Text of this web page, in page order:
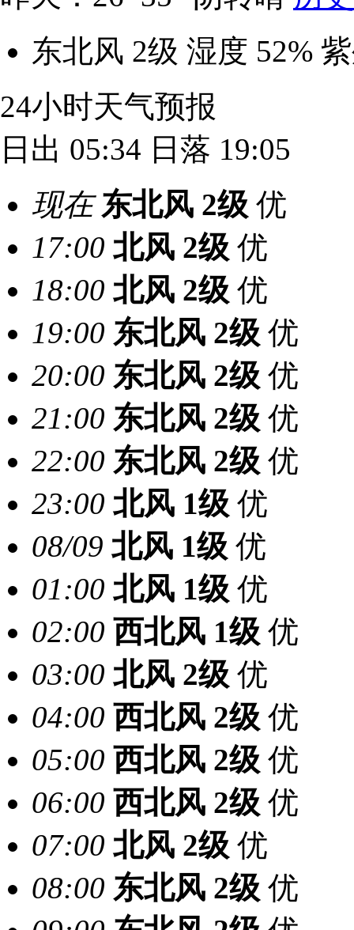
东北风 2级 湿度 52%
24小时天气预报
日出 05:34 日落 19:05
现在 东北风 2级 优
17:00 北风 2级 优
18:00 北风 2级 优
19:00 东北风 2级 优
20:00 东北风 2级 优
21:00 东北风 2级 优
22:00 东北风 2级 优
23:00 北风 1级 优
08/09 北风 1级 优
01:00 北风 1级 优
02:00 西北风 1级 优
03:00 北风 2级 优
04:00 西北风 2级 优
05:00 西北风 2级 优
06:00 西北风 2级 优
07:00 北风 2级 优
08:00 东北风 2级 优